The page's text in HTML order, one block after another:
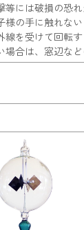
等には破損の恐
の手に触れな
線を受けて回転
合は、窓辺な